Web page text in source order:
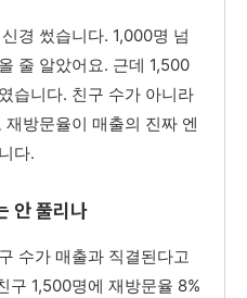
경 썼습니다. 1,000명 넘
줄 알았어요. 근데 1,500
습니다. 친구 수가 아니라
방문율이 매출의 진짜 엔
다.
안 풀리나
수가 매출과 직결된다고
구 1,500명에 재방문율 8%